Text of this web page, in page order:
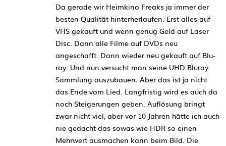
Da gerade wir Heimkino Freaks ja immer der
besten Qualität hinterherlaufen. Erst alles auf
VHS gekauft und wenn genug Geld auf Laser
Disc. Dann alle Filme auf DVDs neu
angeschafft. Dann wieder neu gekauft auf Blu-
ray. Und nun versucht man seine UHD Bluray
Sammlung auszubauen. Aber das ist ja nicht
das Ende vom Lied. Langfristig wird es auch da
noch Steigerungen geben. Auflösung bringt
zwar nicht viel, aber vor 10 Jahren hätte ich auch
nie gedacht das sowas wie HDR so einen
Mehrwert ausmachen kann beim Bild. Die